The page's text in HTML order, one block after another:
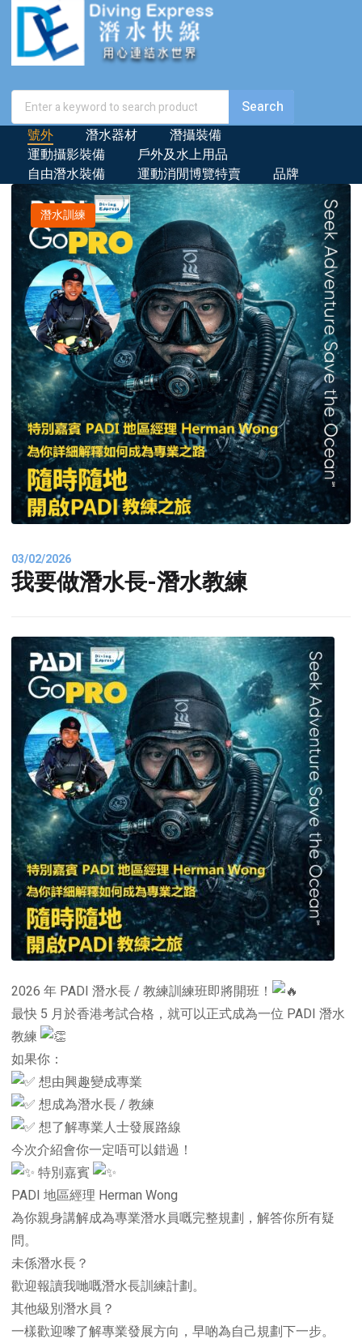
號外 潛水器材
潛攝裝備
運動攝影裝備
戶外及水上用品
自由潛水裝備
運動消閒博覽特賣 品牌
潛水訓練
03/02/2026
我要做潛水長-潛水教練
2026 年 PADI 潛水長 / 教練訓練班即將開班！
最快 5 月於香港考試合格，就可以正式成為一位 PADI 潛水
教練
如果你：
想由興趣變成專業
想成為潛水長 / 教練
想了解專業人士發展路線
今次介紹會你一定唔可以錯過！
特別嘉賓
PADI 地區經理 Herman Wong
為你親身講解成為專業潛水員嘅完整規劃，解答你所有疑
問。
未係潛水長？
歡迎報讀我哋嘅潛水長訓練計劃。
其他級別潛水員？
一樣歡迎嚟了解專業發展方向，早啲為自己規劃下一步。